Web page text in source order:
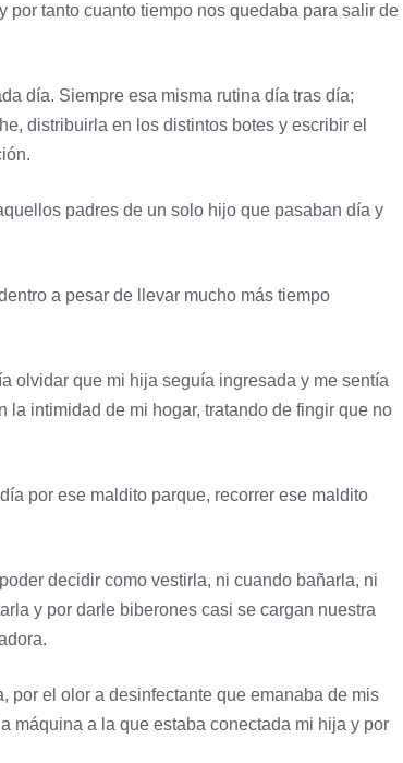
tanto cuanto tiempo nos quedaba para salir de
día. Siempre esa misma rutina día tras día;
distribuirla en los distintos botes y escribir el
padres de un solo hijo que pasaban día y
a pesar de llevar mucho más tiempo
olvidar que mi hija seguía ingresada y me sentía
la intimidad de mi hogar, tratando de fingir que no
por ese maldito parque, recorrer ese maldito
decidir como vestirla, ni cuando bañarla, ni
y por darle biberones casi se cargan nuestra
por el olor a desinfectante que emanaba de mis
máquina a la que estaba conectada mi hija y por